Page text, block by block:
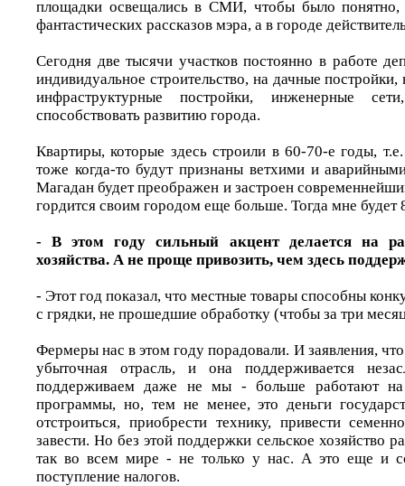
площадки освещались в СМИ, чтобы было понятно,
фантастических рассказов мэра, а в городе
Сегодня две тысячи участков постоянно в работе
индивидуальное строительство, на дачные
инфраструктурные постройки, инженерные
способствовать развитию города.
Квартиры, которые здесь строили в 60-70-е годы,
тоже когда-то будут признаны ветхими и
Магадан будет преображен и застроен
гордится своим городом еще больше. Тогда мне будет
- В этом году сильный акцент делается на
хозяйства. А не проще привозить, чем здесь
- Этот год показал, что местные товары способны
с грядки, не прошедшие обработку (чтобы за три
Фермеры нас в этом году порадовали. И заявления,
убыточная отрасль, и она поддерживается
поддерживаем даже не мы - больше работают на
программы, но, тем не менее, это деньги
отстроиться, приобрести технику, привести
завести. Но без этой поддержки сельское хозяйство
так во всем мире - не только у нас. А это еще и
поступление налогов.